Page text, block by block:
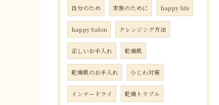
自分のため 家族のために happy life
happy Salon クレンジング方法
正しいお手入れ 乾燥肌
乾燥肌のお手入れ 小じわ対策
インナードライ 乾燥トラブル